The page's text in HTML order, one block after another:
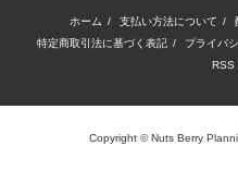
ホーム / 支払い方法について /
特定商取引法に基づく表記 / プライバ
RSS
Copyright © Nuts Berry